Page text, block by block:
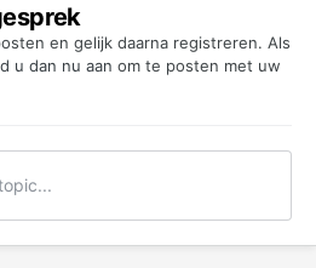
en gelijk daarna registreren. Als
u dan nu aan om te posten met uw